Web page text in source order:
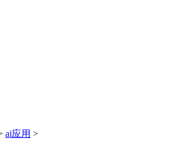
ai应用 >